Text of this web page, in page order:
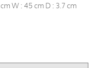
W : 45 cm D : 3.7 cm